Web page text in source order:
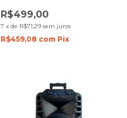
R$499,00
7 x de R$71,29 sem juros
R$459,08 com Pix